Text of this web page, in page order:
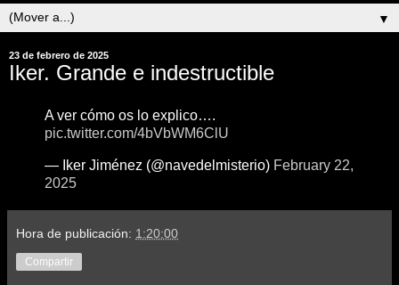
▼
23 de febrero de 2025
Iker. Grande e indestructible
A ver cómo os lo explico….
pic.twitter.com/4bVbWM6ClU
— Iker Jiménez (@navedelmisterio) February 22,
2025
Hora de publicación: 1:20:00
Compartir